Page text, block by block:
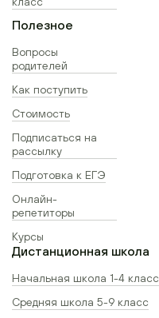
Полезное
Вопросы
родителей
Как поступить
Стоимость
Подписаться на
рассылку
Подготовка к ЕГЭ
Онлайн-
репетиторы
Курсы
Дистанционная школа
Начальная школа 1-4 класс
Средняя школа 5-9 класс